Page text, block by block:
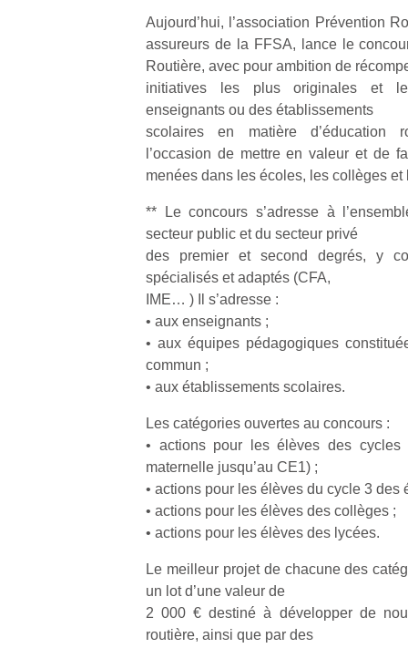
Aujourd’hui, l’association Prévention
assureurs de la FFSA, lance le
Routière, avec pour ambition de
initiatives les plus originales et
enseignants ou des établissements
scolaires en matière d’éducation
l’occasion de mettre en valeur et de
menées dans les écoles, les collèges et
** Le concours s’adresse à
secteur public et du secteur privé
des premier et second degrés, y
spécialisés et adaptés (CFA,
IME… ) Il s’adresse :
• aux enseignants ;
• aux équipes pédagogiques
commun ;
• aux établissements scolaires.
Les catégories ouvertes au concours :
• actions pour les élèves des
maternelle jusqu’au CE1) ;
• actions pour les élèves du cycle 3 des
• actions pour les élèves des collèges ;
• actions pour les élèves des lycées.
Le meilleur projet de chacune des
un lot d’une valeur de
2 000 € destiné à développer de
routière, ainsi que par des